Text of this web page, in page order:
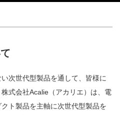
次世代型製品を通して、皆様に
株式会社Acalie（アカリエ）は、電
ト製品を主軸に次世代型製品を